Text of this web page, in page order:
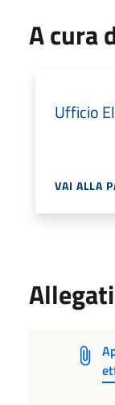
A cura
Ufficio
VAI ALLA
Allegati